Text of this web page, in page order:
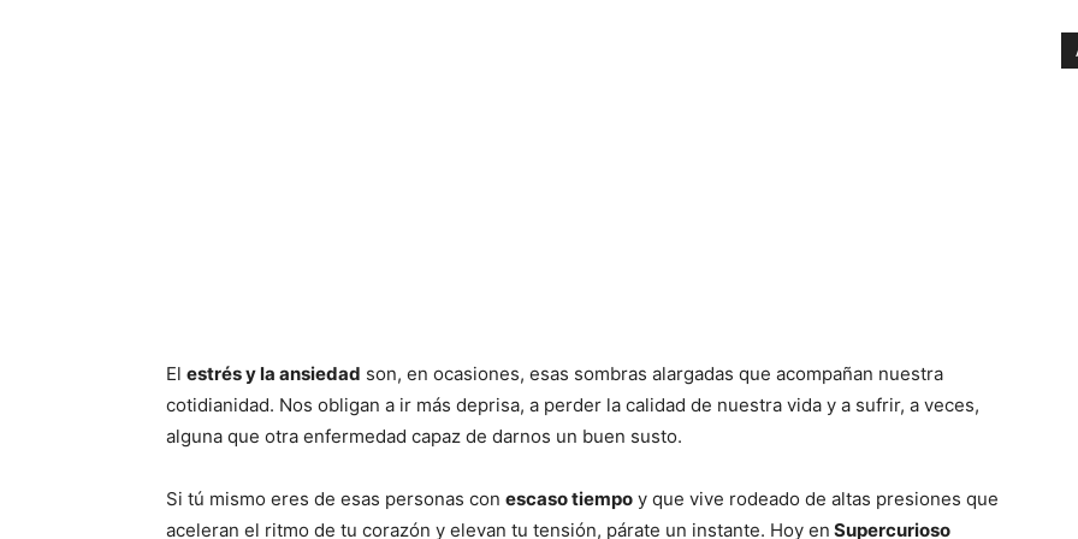
El estrés y la ansiedad son, en ocasiones, esas sombras alargadas que acompañan nuestra
cotidianidad. Nos obligan a ir más deprisa, a perder la calidad de nuestra vida y a sufrir, a veces,
alguna que otra enfermedad capaz de darnos un buen susto.
Si tú mismo eres de esas personas con escaso tiempo y que vive rodeado de altas presiones que
aceleran el ritmo de tu corazón y elevan tu tensión, párate un instante. Hoy en Supercurioso